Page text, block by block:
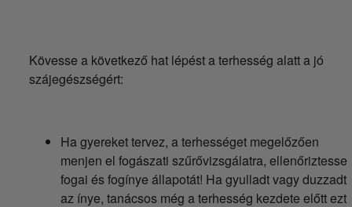
Kövesse a következő hat lépést a terhesség alatt a jó
szájegészségért:
Ha gyereket tervez, a terhességet megelőzően
menjen el fogászati szűrővizsgálatra, ellenőriztesse
fogai és fogínye állapotát! Ha gyulladt vagy duzzadt
az ínye, tanácsos még a terhesség kezdete előtt ezt